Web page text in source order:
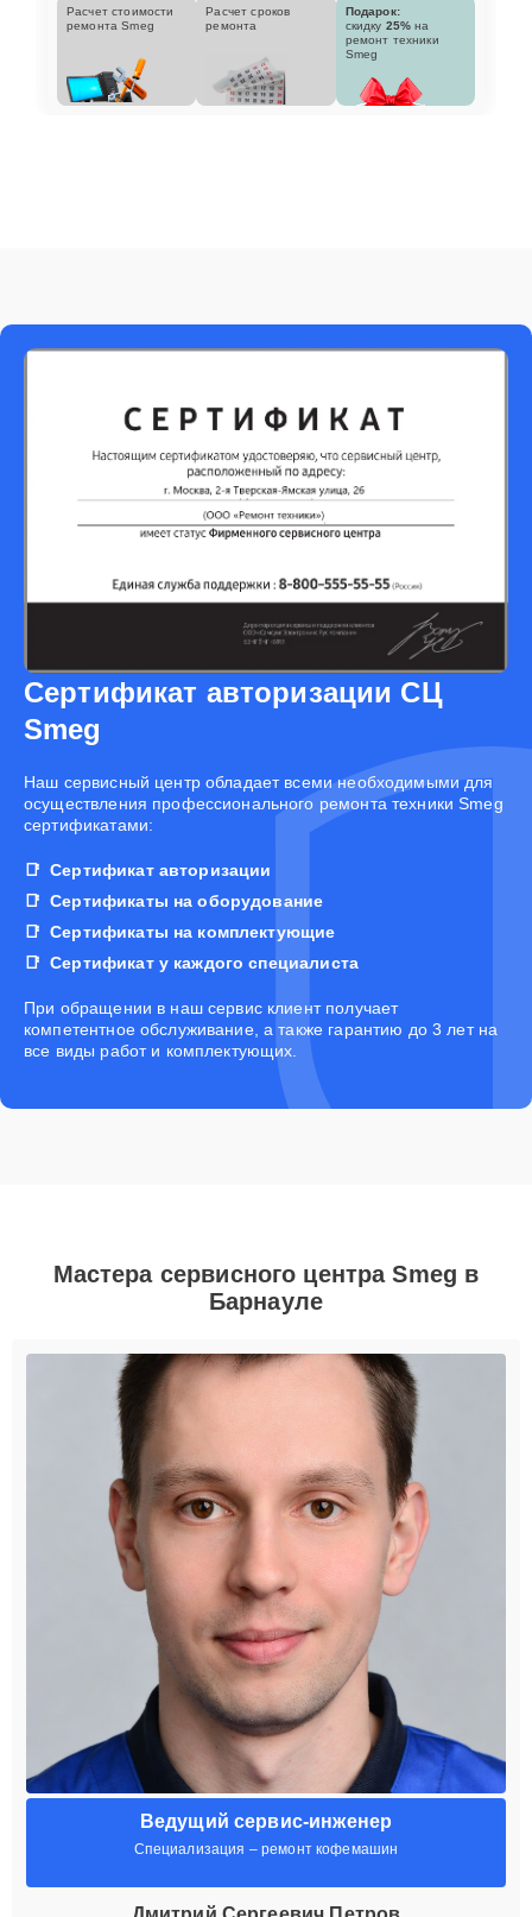
Расчет стоимости
ремонта Smeg
Расчет сроков
ремонта
Подарок:
скидку 25% на
ремонт техники
Smeg
Сертификат авторизации СЦ
Smeg
Наш сервисный центр обладает всеми необходимыми для
осуществления профессионального ремонта техники Smeg
сертификатами:
Сертификат авторизации
Сертификаты на оборудование
Сертификаты на комплектующие
Сертификат у каждого специалиста
При обращении в наш сервис клиент получает
компетентное обслуживание, а также гарантию до 3 лет на
все виды работ и комплектующих.
Мастера сервисного центра Smeg в
Барнауле
Ведущий сервис-инженер
Специализация – ремонт кофемашин